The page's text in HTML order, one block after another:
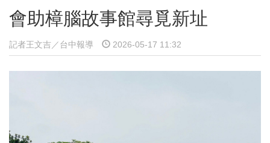
會助樟腦故事館尋覓新址
記者王文吉／台中報導 2026-05-17 11:32